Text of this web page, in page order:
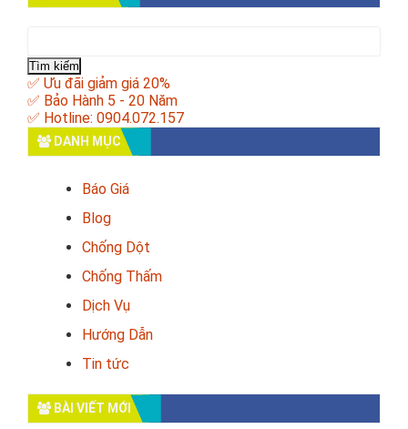
cho:
✅ Ưu đãi giảm giá 20%
✅ Bảo Hành 5 - 20 Năm
✅ Hotline: 0904.072.157
DANH MỤC
Báo Giá
Blog
Chống Dột
Chống Thấm
Dịch Vụ
Hướng Dẫn
Tin tức
BÀI VIẾT MỚI